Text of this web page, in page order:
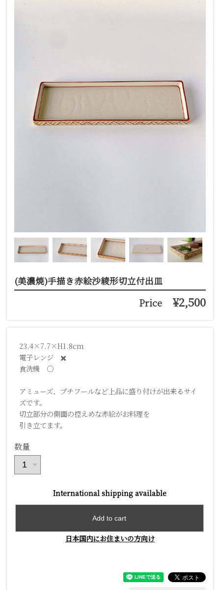
(美濃焼)手描き赤絵沙綾形切立付出皿
Price ¥2,500
23.4×7.7×H1.8cm
電子レンジ ✖️
食洗機 ○
アミューズ、プチフールなど上品に盛り付けが出来るサイ
ズです。
切立部分の側面の控えめな赤絵がお料理を
引き立てます。
数量
International shipping available
Add to cart
日本国内にお住まいの方向け